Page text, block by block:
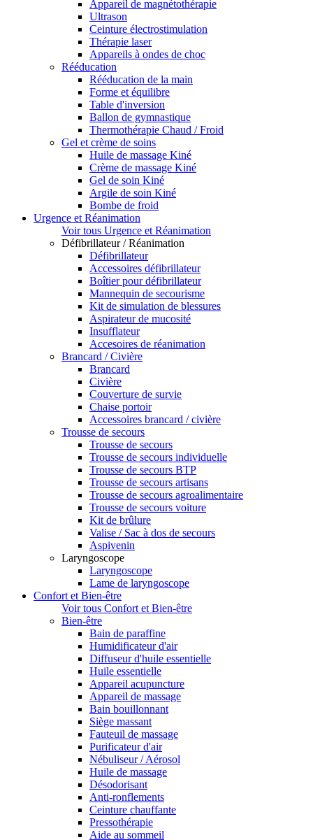
Appareil de magnétothérapie
Ultrason
Ceinture électrostimulation
Thérapie laser
Appareils à ondes de choc
Rééducation
Rééducation de la main
Forme et équilibre
Table d'inversion
Ballon de gymnastique
Thermothérapie Chaud / Froid
Gel et crème de soins
Huile de massage Kiné
Crème de massage Kiné
Gel de soin Kiné
Argile de soin Kiné
Bombe de froid
Urgence et Réanimation
Voir tous Urgence et Réanimation
Défibrillateur / Réanimation
Défibrillateur
Accessoires défibrillateur
Boîtier pour défibrillateur
Mannequin de secourisme
Kit de simulation de blessures
Aspirateur de mucosité
Insufflateur
Accesoires de réanimation
Brancard / Civière
Brancard
Civière
Couverture de survie
Chaise portoir
Accessoires brancard / civière
Trousse de secours
Trousse de secours
Trousse de secours individuelle
Trousse de secours BTP
Trousse de secours artisans
Trousse de secours agroalimentaire
Trousse de secours voiture
Kit de brûlure
Valise / Sac à dos de secours
Aspivenin
Laryngoscope
Laryngoscope
Lame de laryngoscope
Confort et Bien-être
Voir tous Confort et Bien-être
Bien-être
Bain de paraffine
Humidificateur d'air
Diffuseur d'huile essentielle
Huile essentielle
Appareil acupuncture
Appareil de massage
Bain bouillonnant
Siège massant
Fauteuil de massage
Purificateur d'air
Nébuliseur / Aérosol
Huile de massage
Désodorisant
Anti-ronflements
Ceinture chauffante
Pressothérapie
Aide au sommeil